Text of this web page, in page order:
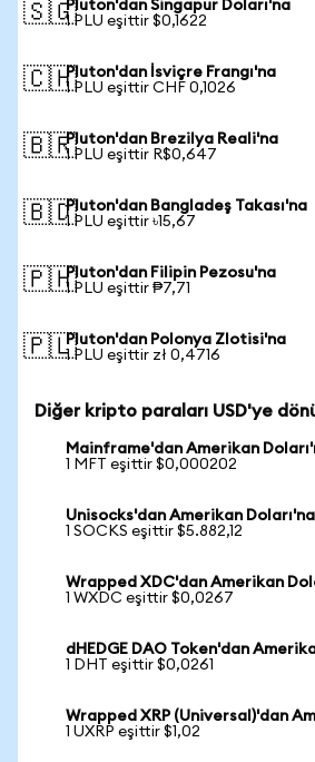
🇸🇬Pluton'dan Singapur Doları'na
1 PLU eşittir $0,1622
🇨🇭Pluton'dan İsviçre Frangı'na
1 PLU eşittir CHF 0,1026
🇧🇷Pluton'dan Brezilya Reali'na
1 PLU eşittir R$0,647
🇧🇩Pluton'dan Bangladeş Takası'na
1 PLU eşittir ৳15,67
🇵🇭Pluton'dan Filipin Pezosu'na
1 PLU eşittir ₱7,71
🇵🇱Pluton'dan Polonya Zlotisi'na
1 PLU eşittir zł 0,4716
Diğer kripto paraları USD'ye
Mainframe'dan Amerikan
1 MFT eşittir $0,000202
Unisocks'dan Amerikan Doları'na
1 SOCKS eşittir $5.882,12
Wrapped XDC'dan Amerikan
1 WXDC eşittir $0,0267
dHEDGE DAO Token'dan
1 DHT eşittir $0,0261
Wrapped XRP (Universal)'dan
1 UXRP eşittir $1,02